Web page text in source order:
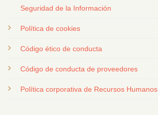
Seguridad de la Información
Política de cookies
Código ético de conducta
Código de conducta de proveedores
Política corporativa de Recursos Humanos